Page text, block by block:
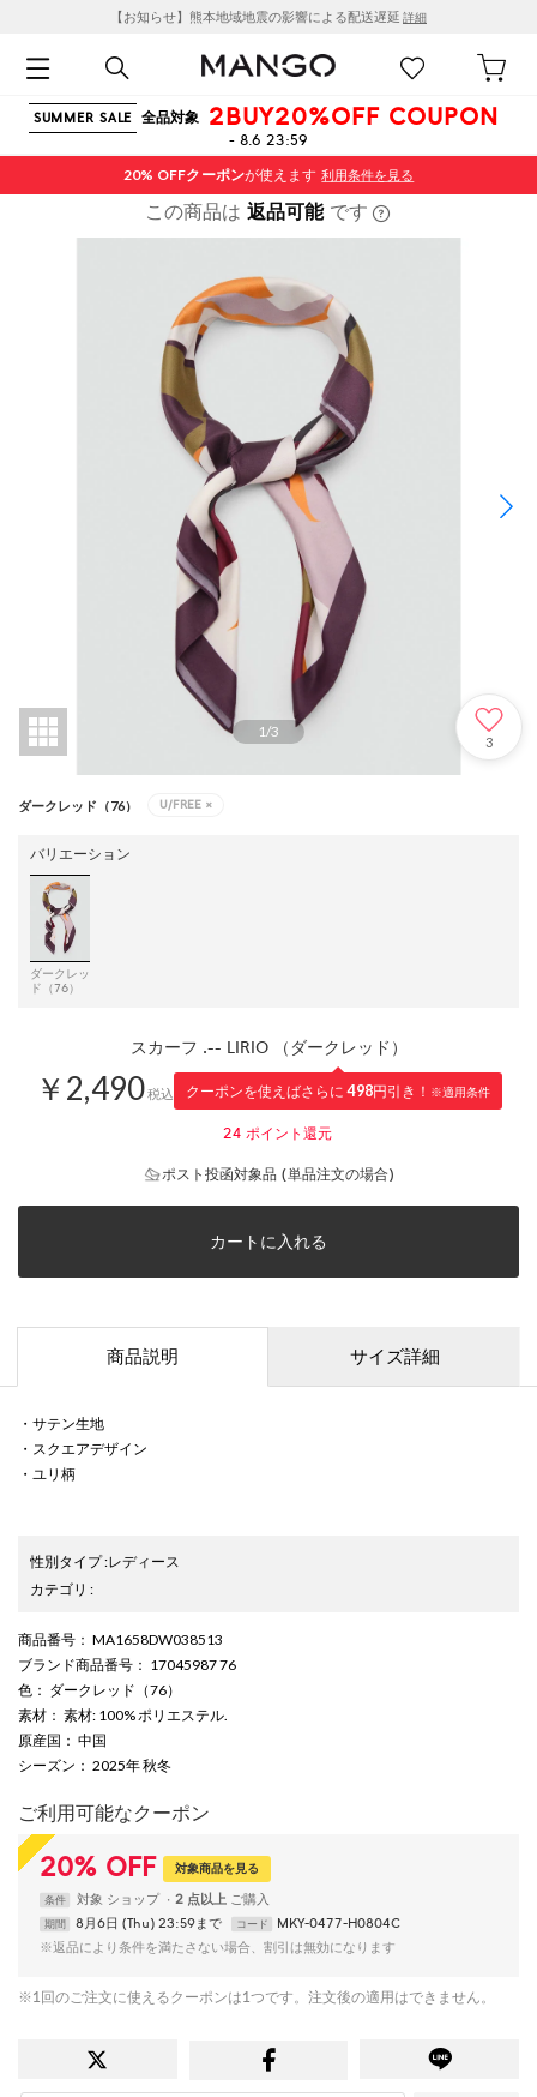
【お知らせ】熊本地域地震の影響による配送遅延 詳細
SUMMER SALE 全品対象 2BUY20%OFF COUPON
- 8.6 23:59
20% OFFクーポンが使えます 利用条件を見る
この商品は 返品可能 です
1/3
3
ダークレッド（76） U/FREE ×
バリエーション
ダークレッ
ド（76）
スカーフ .-- LIRIO （ダークレッド）
￥2,490税込 クーポンを使えばさらに498円引き！ ※適用条件
24 ポイント還元
ポスト投函対象品 (単品注文の場合)
カートに入れる
商品説明 サイズ詳細
・サテン生地
・スクエアデザイン
・ユリ柄
性別タイプ:レディース
カテゴリ :
商品番号 ： MA1658DW038513
ブランド商品番号 ： 17045987 76
色 ： ダークレッド（76）
素材 ： 素材: 100% ポリエステル.
原産国 ： 中国
シーズン ： 2025年 秋冬
ご利用可能なクーポン
20% OFF 対象商品を見る
条件 対象 ショップ 2 点以上
期間 8月6日 (Thu) 23:59まで コード
MKY-0477-H0804C
※返品により条件を満たさない場合、割引は無効になります
※1回のご注文に使えるクーポンは1つです。注文後の適用はできません。